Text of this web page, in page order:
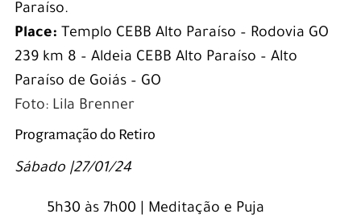
Paraíso.
Place: Templo CEBB Alto Paraíso – Rodovia GO
239 km 8 – Aldeia CEBB Alto Paraíso – Alto
Paraíso de Goiás – GO
Foto: Lila Brenner
Programação do Retiro
Sábado |27/01/24
5h30 às 7h00 | Meditação e Puja